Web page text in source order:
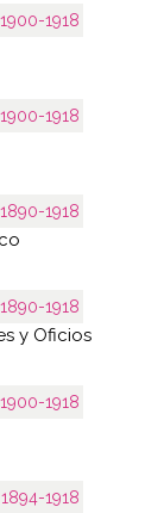
1900-1918
1900-1918
1890-1918
1890-1918
y Oficios
1900-1918
1894-1918